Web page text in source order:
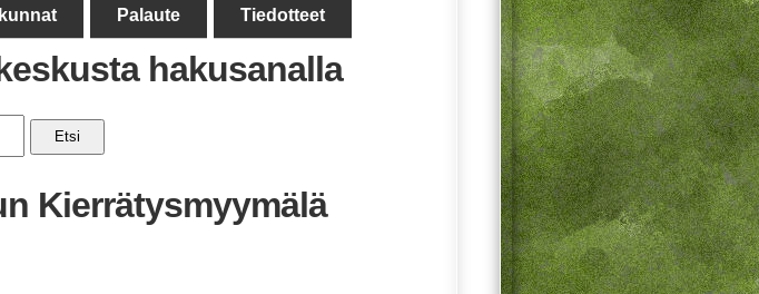
Palaute Tiedotteet
hakusanalla
Etsi
Kierrätysmyymälä